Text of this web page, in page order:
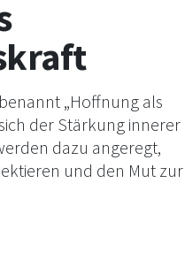
„Hoffnung als
der Stärkung innerer
dazu angeregt,
und den Mut zur